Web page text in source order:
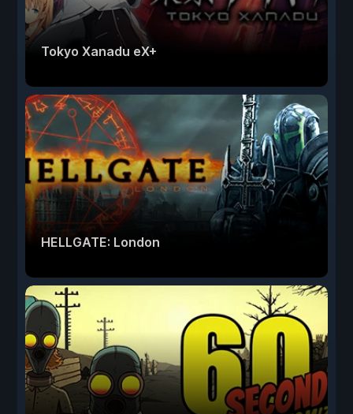
Tokyo Xanadu eX+
HELLGATE: London